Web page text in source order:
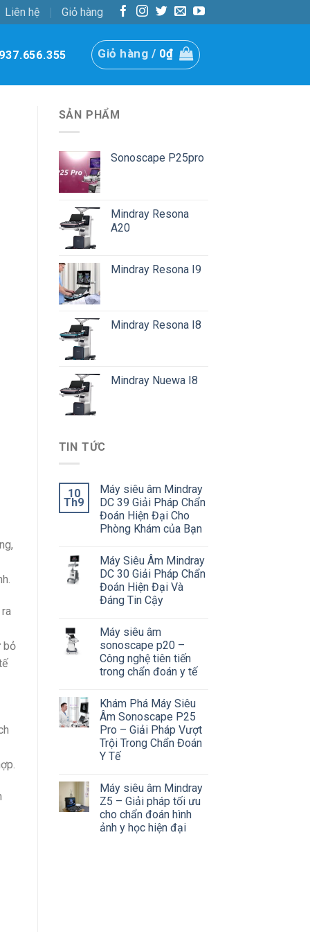
Liên hệ Giỏ hàng
Giỏ hàng / 0₫
bỏ
SẢN PHẨM
Sonoscape P25pro
Mindray Resona
A20
Mindray Resona I9
Mindray Resona I8
Mindray Nuewa I8
TIN TỨC
10
Th9
Máy siêu âm Mindray
DC 39 Giải Pháp Chẩn
Đoán Hiện Đại Cho
Phòng Khám của Bạn
Máy Siêu Âm Mindray
DC 30 Giải Pháp Chẩn
Đoán Hiện Đại Và
Đáng Tin Cậy
Máy siêu âm
sonoscape p20 –
Công nghệ tiên tiến
trong chẩn đoán y tế
Khám Phá Máy Siêu
Âm Sonoscape P25
Pro – Giải Pháp Vượt
Trội Trong Chẩn Đoán
Y Tế
Máy siêu âm Mindray
Z5 – Giải pháp tối ưu
cho chẩn đoán hình
ảnh y học hiện đại